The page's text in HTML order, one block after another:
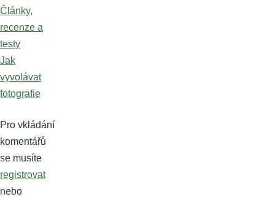
Články,
recenze a
testy
Jak
vyvolávat
fotografie
Pro vkládání
komentářů
se musíte
registrovat
nebo